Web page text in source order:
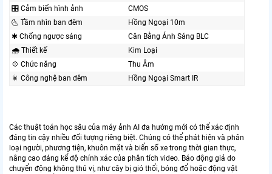
🎛 Cảm biến hình ảnh
CMOS
🌜 Tầm nhìn ban đêm
Hồng Ngoại 10m
✱ Chống ngược sáng
Cân Bằng Ánh Sáng BLC
🌧️ Thiết kế
Kim Loại
💠 Chức năng
Thu Âm
🎇 Công nghệ ban đêm
Hồng Ngoại Smart IR
Các thuật toán học sâu của máy ảnh AI đa hướng mới có thể xác định
đáng tin cậy nhiều đối tượng riêng biệt. Chúng có thể phát hiện và phân
loại người, phương tiện, khuôn mặt và biển số xe trong thời gian thực,
nâng cao đáng kể độ chính xác của phân tích video. Báo động giả do
chuyển động không thú vị, như cây bị gió thổi, bóng đổ hoặc động vật